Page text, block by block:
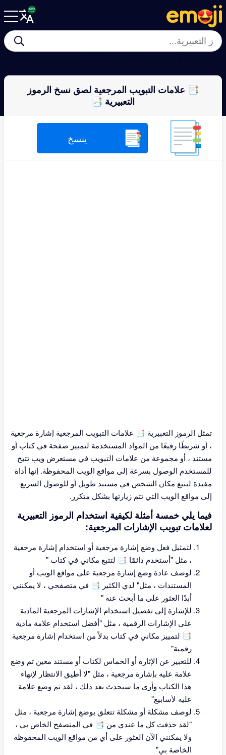
📑 علامات التبويب المرجعية لصق نسخ الرموز
التعبيرية 📑
📑
📑 ينسخ
تمثل الرموز التعبيرية 📑 علامات التبويب المرجعية إشارة مرجعية
، أو شريطًا رفيعًا من المواد المستخدمة لتمييز صفحة في كتاب أو
مستند ، أو مجموعة من علامات التبويب في مستعرض ويب تتيح
للمستخدم الوصول بسرعة إلى مواقع الويب المحفوظة. إنها أداة
مفيدة لتتبع مكان الشخص في مستند طويل أو للوصول السريع
إلى مواقع الويب التي تتم زيارتها بشكل متكرر.
فيما يلي خمسة أمثلة لكيفية استخدام الرموز التعبيرية
لعلامات تبويب الإشارات المرجعية:
لتمثيل فعل وضع إشارة مرجعية أو استخدام إشارة مرجعية
، مثل "أستخدم دائمًا 📑 لتتبع مكاني في كتاب "
لوصف عادة وضع إشارة مرجعية على مواقع الويب أو
المستندات ، مثل" لدي الكثير 📑 في متصفحي ، لا يمكنني
أبدًا العثور على ما أبحث عنه "
للإشارة إلى تفضيل استخدام الإشارات المرجعية المادية
على الإشارات الرقمية ، مثل "أفضل استخدام علامة مادية
📑 لتمييز مكاني في كتاب بدلاً من استخدام إشارة مرجعية
رقمية"
للتعبير عن الإثارة أو الحماس لكتاب أو مستند معين تم وضع
علامة عليه بإشارة مرجعية ، مثل "لا أطيق الانتظار لإنهاء
هذا الكتاب وأرى ما سيحدث بعد ذلك ، لقد تم وضع علامة
عليه لأسابيع"
لوصف مشكلة أو مشكلة تتعلق بوضع إشارة مرجعية ، مثل
"لقد حذفت كل ما عندي من 📑 في المتصفح الخاص بي ،
ولا يمكنني الآن العثور على أي من مواقع الويب المحفوظة
الخاصة بي"